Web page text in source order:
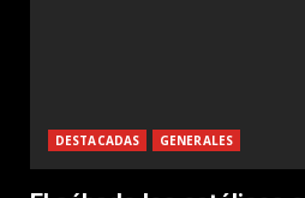
DESTACADAS GENERALES